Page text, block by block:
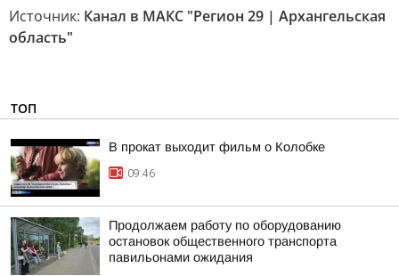
Источник: Канал в МАКС "Регион 29 | Архангельская
область"
ТОП
В прокат выходит фильм о Колобке
09:46
Продолжаем работу по оборудованию
остановок общественного транспорта
павильонами ожидания